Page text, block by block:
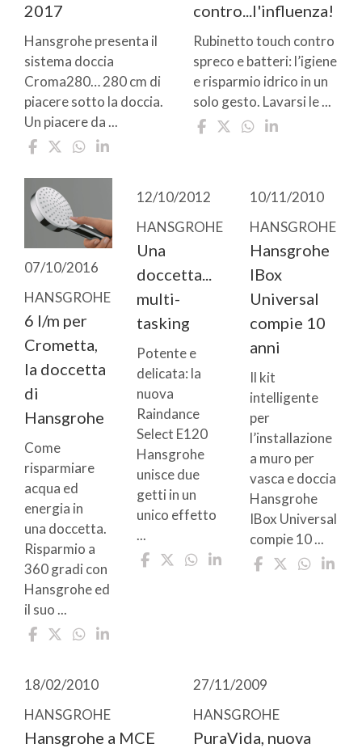
2017
Hansgrohe presenta il
sistema doccia
Croma280… 280 cm di
piacere sotto la doccia.
Un piacere da ...
contro...l'influenza!
Rubinetto touch contro
spreco e batteri: l’igiene
e risparmio idrico in un
solo gesto. Lavarsi le ...
07/10/2016
HANSGROHE
6 l/m per
Crometta,
la doccetta
di
Hansgrohe
Come
risparmiare
acqua ed
energia in
una doccetta.
Risparmio a
360 gradi con
Hansgrohe ed
il suo ...
12/10/2012
HANSGROHE
Una
doccetta...
multi-
tasking
Potente e
delicata: la
nuova
Raindance
Select E120
Hansgrohe
unisce due
getti in un
unico effetto
...
10/11/2010
HANSGROHE
Hansgrohe
IBox
Universal
compie 10
anni
Il kit
intelligente
per
l’installazione
a muro per
vasca e doccia
Hansgrohe
IBox Universal
compie 10 ...
18/02/2010
HANSGROHE
Hansgrohe a MCE
27/11/2009
HANSGROHE
PuraVida, nuova